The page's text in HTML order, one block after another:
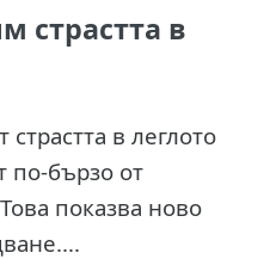
страстта в
в леглото
по-бързо от
показва ново